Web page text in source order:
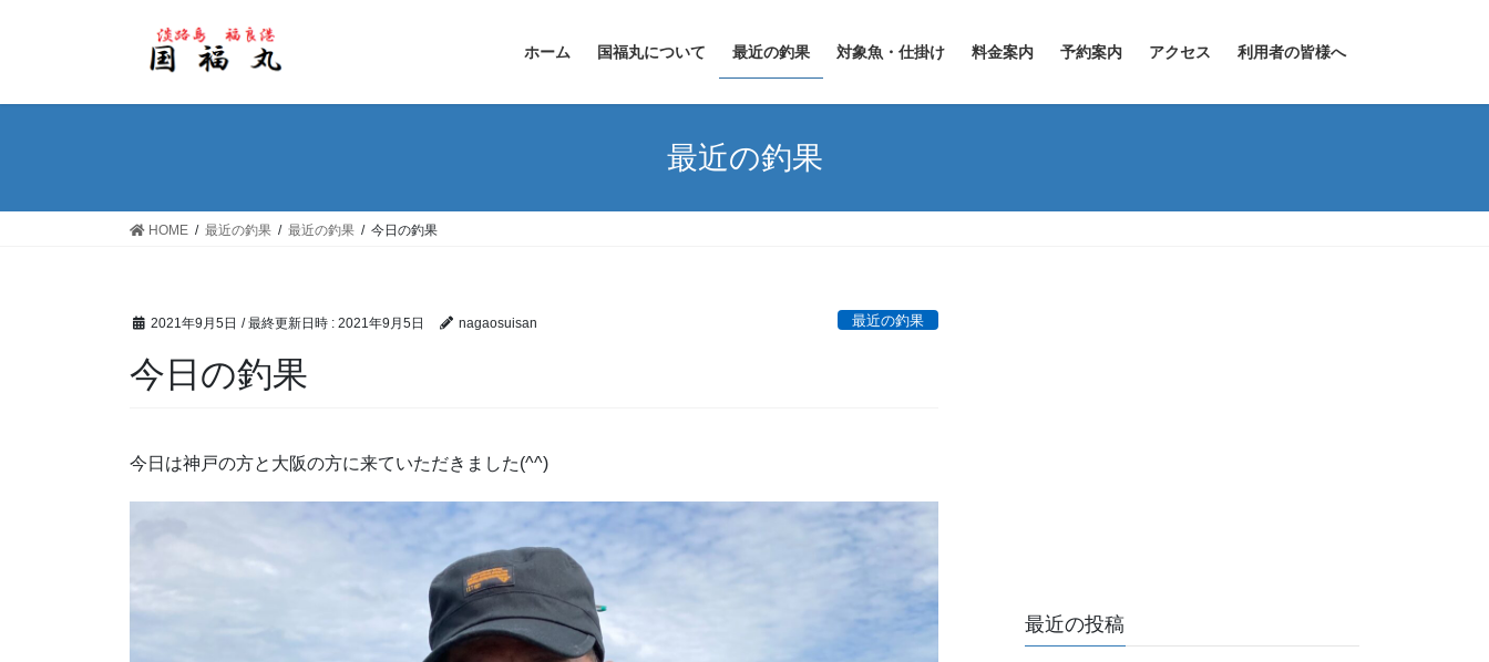
ホーム 国福丸について 最近の釣果 対象魚・仕掛け 料金案内 予約案内 アクセス 利用者の皆様へ
最近の釣果
HOME 最近の釣果 最近の釣果 今日の釣果
2021年9月5日 / 最終更新日時 : 2021年9月5日 nagaosuisan 最近の釣果
今日の釣果
今日は神戸の方と大阪の方に来ていただきました(^^)
最近の投稿